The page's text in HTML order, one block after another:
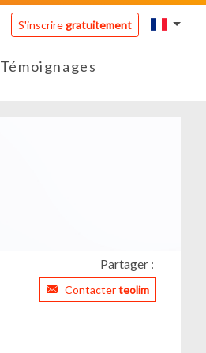
S'inscriregratuitement
Témoignages
Partager :
Contacterteolim